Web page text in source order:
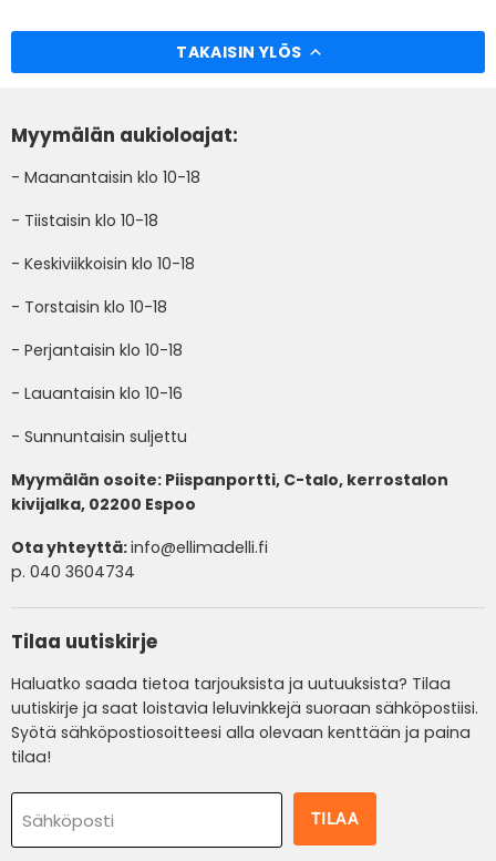
TAKAISIN YLÖS
Myymälän aukioloajat:
- Maanantaisin klo 10-18
- Tiistaisin klo 10-18
- Keskiviikkoisin klo 10-18
- Torstaisin klo 10-18
- Perjantaisin klo 10-18
- Lauantaisin klo 10-16
- Sunnuntaisin suljettu
Myymälän osoite: Piispanportti, C-talo, kerrostalon
kivijalka, 02200 Espoo
Ota yhteyttä:info@ellimadelli.fi
p. 040 3604734
Tilaa uutiskirje
Haluatko saada tietoa tarjouksista ja uutuuksista? Tilaa
uutiskirje ja saat loistavia leluvinkkejä suoraan sähköpostiisi.
Syötä sähköpostiosoitteesi alla olevaan kenttään ja paina
tilaa!
Sähköposti TILAA